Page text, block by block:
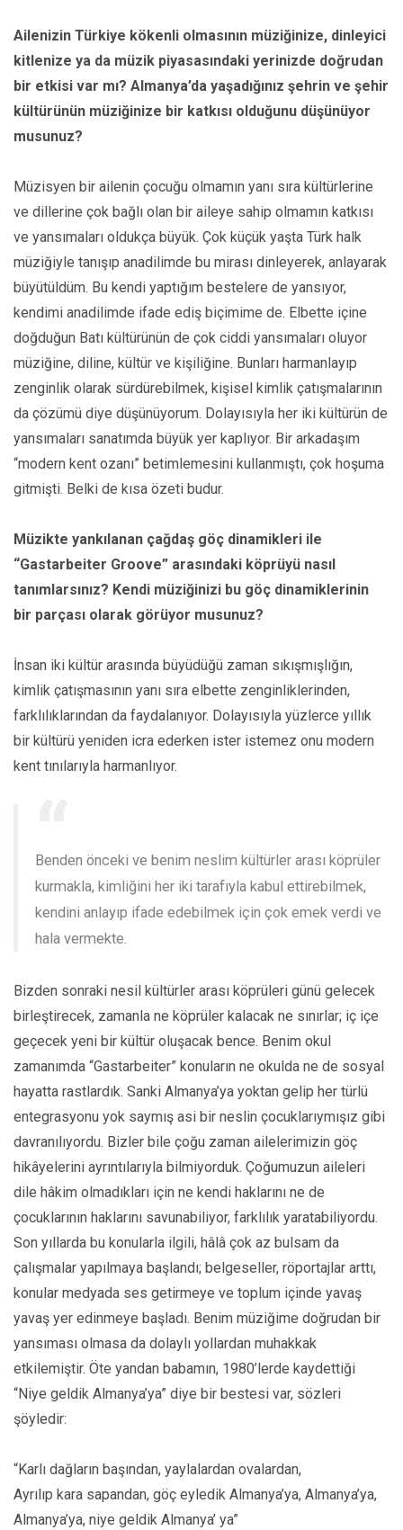
Ailenizin Türkiye kökenli olmasının müziğinize, dinleyici
kitlenize ya da müzik piyasasındaki yerinizde doğrudan
bir etkisi var mı? Almanya’da yaşadığınız şehrin ve şehir
kültürünün müziğinize bir katkısı olduğunu düşünüyor
musunuz?
Müzisyen bir ailenin çocuğu olmamın yanı sıra kültürlerine
ve dillerine çok bağlı olan bir aileye sahip olmamın katkısı
ve yansımaları oldukça büyük. Çok küçük yaşta Türk halk
müziğiyle tanışıp anadilimde bu mirası dinleyerek, anlayarak
büyütüldüm. Bu kendi yaptığım bestelere de yansıyor,
kendimi anadilimde ifade ediş biçimime de. Elbette içine
doğduğun Batı kültürünün de çok ciddi yansımaları oluyor
müziğine, diline, kültür ve kişiliğine. Bunları harmanlayıp
zenginlik olarak sürdürebilmek, kişisel kimlik çatışmalarının
da çözümü diye düşünüyorum. Dolayısıyla her iki kültürün de
yansımaları sanatımda büyük yer kaplıyor. Bir arkadaşım
“modern kent ozanı” betimlemesini kullanmıştı, çok hoşuma
gitmişti. Belki de kısa özeti budur.
Müzikte yankılanan çağdaş göç dinamikleri ile
“Gastarbeiter Groove” arasındaki köprüyü nasıl
tanımlarsınız? Kendi müziğinizi bu göç dinamiklerinin
bir parçası olarak görüyor musunuz?
İnsan iki kültür arasında büyüdüğü zaman sıkışmışlığın,
kimlik çatışmasının yanı sıra elbette zenginliklerinden,
farklılıklarından da faydalanıyor. Dolayısıyla yüzlerce yıllık
bir kültürü yeniden icra ederken ister istemez onu modern
kent tınılarıyla harmanlıyor.
Benden önceki ve benim neslim kültürler arası köprüler
kurmakla, kimliğini her iki tarafıyla kabul ettirebilmek,
kendini anlayıp ifade edebilmek için çok emek verdi ve
hala vermekte.
Bizden sonraki nesil kültürler arası köprüleri günü gelecek
birleştirecek, zamanla ne köprüler kalacak ne sınırlar; iç içe
geçecek yeni bir kültür oluşacak bence. Benim okul
zamanımda “Gastarbeiter” konuların ne okulda ne de sosyal
hayatta rastlardık. Sanki Almanya’ya yoktan gelip her türlü
entegrasyonu yok saymış asi bir neslin çocuklarıymışız gibi
davranılıyordu. Bizler bile çoğu zaman ailelerimizin göç
hikâyelerini ayrıntılarıyla bilmiyorduk. Çoğumuzun aileleri
dile hâkim olmadıkları için ne kendi haklarını ne de
çocuklarının haklarını savunabiliyor, farklılık yaratabiliyordu.
Son yıllarda bu konularla ilgili, hâlâ çok az bulsam da
çalışmalar yapılmaya başlandı; belgeseller, röportajlar arttı,
konular medyada ses getirmeye ve toplum içinde yavaş
yavaş yer edinmeye başladı. Benim müziğime doğrudan bir
yansıması olmasa da dolaylı yollardan muhakkak
etkilemiştir. Öte yandan babamın, 1980’lerde kaydettiği
“Niye geldik Almanya’ya” diye bir bestesi var, sözleri
şöyledir:
“Karlı dağların başından, yaylalardan ovalardan,
Ayrılıp kara sapandan, göç eyledik Almanya’ya, Almanya’ya,
Almanya’ya, niye geldik Almanya’ ya”